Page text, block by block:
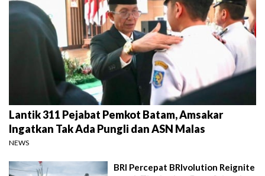
Lantik 311 Pejabat Pemkot Batam, Amsakar
Ingatkan Tak Ada Pungli dan ASN Malas
NEWS
BRI Percepat BRIvolution Reignite